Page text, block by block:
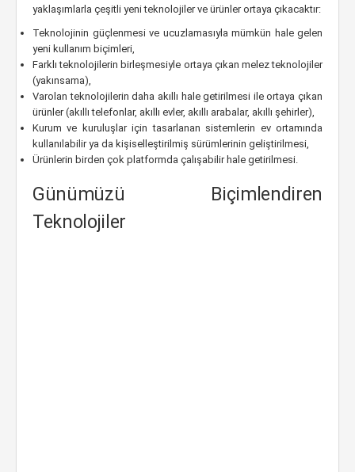
yaklaşımlarla çeşitli yeni teknolojiler ve ürünler ortaya çıkacaktır:
Teknolojinin güçlenmesi ve ucuzlamasıyla mümkün hale gelen
yeni kullanım biçimleri,
Farklı teknolojilerin birleşmesiyle ortaya çıkan melez teknolojiler
(yakınsama),
Varolan teknolojilerin daha akıllı hale getirilmesi ile ortaya çıkan
ürünler (akıllı telefonlar, akıllı evler, akıllı arabalar, akıllı şehirler),
Kurum ve kuruluşlar için tasarlanan sistemlerin ev ortamında
kullanılabilir ya da kişiselleştirilmiş sürümlerinin geliştirilmesi,
Ürünlerin birden çok platformda çalışabilir hale getirilmesi.
Günümüzü Biçimlendiren
Teknolojiler